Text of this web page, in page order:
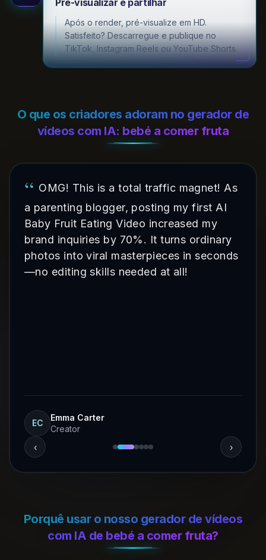
Pré-visualizar e partilhar
Após o render, pré-visualize em HD.
Satisfeito? Descarregue e publique no
TikTok, Instagram Reels ou YouTube Shorts.
O que os criadores adoram no gerador de
vídeos com IA: bebé a comer fruta
“ OMG! This is a total traffic magnet! As
a parenting blogger, posting my first AI
Baby Fruit Eating Video increased my
brand inquiries by 70%. It turns ordinary
photos into viral masterpieces in seconds
—no editing skills needed at all!
EC
Emma Carter
Creator
‹
›
Porquê usar o nosso gerador de vídeos
com IA de bebé a comer fruta?